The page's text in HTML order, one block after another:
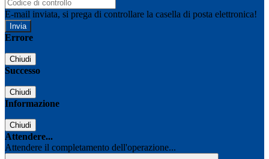
E-mail inviata, si prega di controllare la casella di posta elettronica!
Errore
Chiudi
Successo
Chiudi
Informazione
Chiudi
Attendere...
Attendere il completamento dell'operazione...